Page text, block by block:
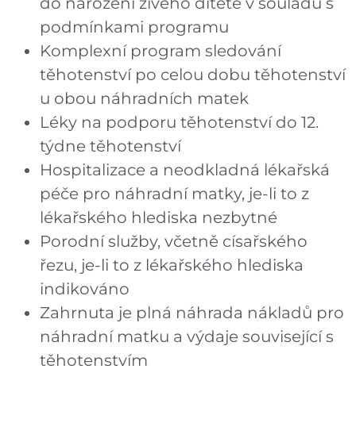
podmínkami programu
Komplexní program sledování
těhotenství po celou dobu těhotenství
u obou náhradních matek
Léky na podporu těhotenství do 12.
týdne těhotenství
Hospitalizace a neodkladná lékařská
péče pro náhradní matky, je-li to z
lékařského hlediska nezbytné
Porodní služby, včetně císařského
řezu, je-li to z lékařského hlediska
indikováno
Zahrnuta je plná náhrada nákladů pro
náhradní matku a výdaje související s
těhotenstvím